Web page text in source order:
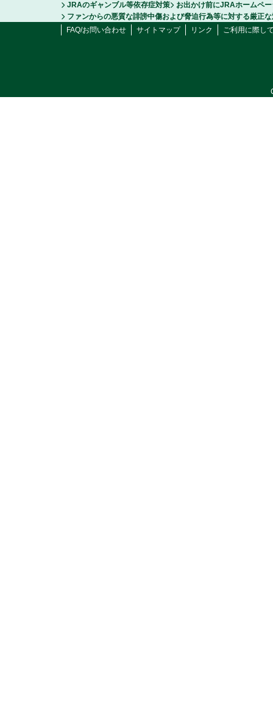
JRAのギャンブル等依存症対策
お出かけ前にJRAホームペ
ファンからの悪質な誹謗中傷および脅迫行為等に対する厳正
FAQ/お問い合わせ
サイトマップ リンク ご利用に際し